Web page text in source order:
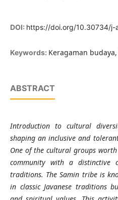
DOI: https://doi.org/10.30734/j-
Keywords: Keragaman
ABSTRACT
Introduction to cultural
shaping an inclusive and
One of the cultural groups
community with a distinctive
traditions. The Samin tribe is
in classic Javanese traditions